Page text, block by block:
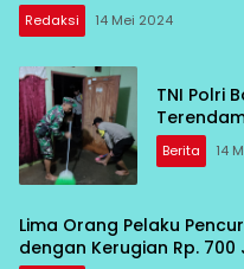
Redaksi 14 Mei 2024
TNI Polri
Berita 14
Lima Orang Pelaku
dengan Kerugian Rp. 700